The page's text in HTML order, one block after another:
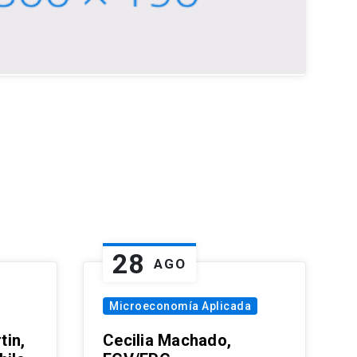
28 AGO
Microeconomía Aplicada
Cecilia Machado,